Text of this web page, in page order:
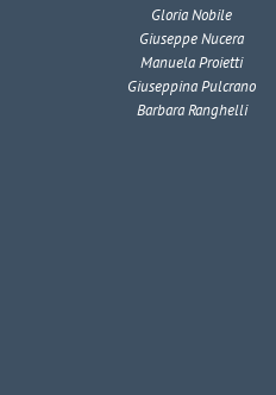
Gloria Nobile
Giuseppe Nucera
Manuela Proietti
Giuseppina Pulcrano
Barbara Ranghelli